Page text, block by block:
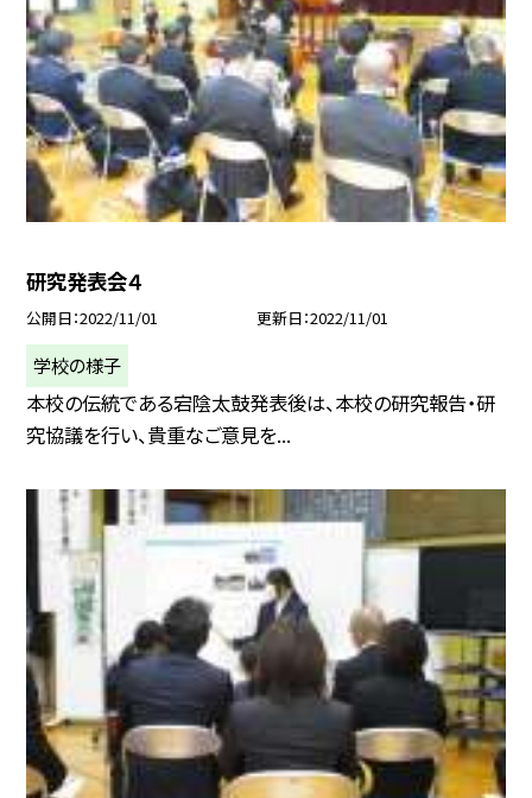
研究発表会４
公開日 2022/11/01 更新日 2022/11/01
学校の様子
本校の伝統である宕陰太鼓発表後は、本校の研究報告・研
究協議を行い、貴重なご意見を...